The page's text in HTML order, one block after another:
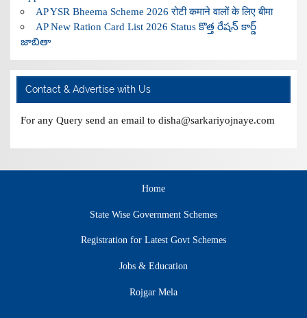
AP YSR Bheema Scheme 2026 रोटी कमाने वालों के लिए बीमा
AP New Ration Card List 2026 Status కొత్త రేషన్ కార్డ్
జాబితా
Contact & Advertise with Us
For any Query send an email to disha@sarkariyojnaye.com
Home
State Wise Government Schemes
Registration for Latest Govt Schemes
Jobs & Education
Rojgar Mela